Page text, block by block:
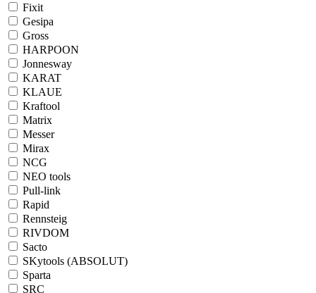
Fixit
Gesipa
Gross
HARPOON
Jonnesway
KARAT
KLAUE
Kraftool
Matrix
Messer
Mirax
NCG
NEO tools
Pull-link
Rapid
Rennsteig
RIVDOM
Sacto
SKytools (ABSOLUT)
Sparta
SRC